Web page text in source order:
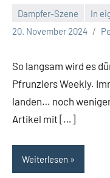
Dampfer-Szene
In
20. November 2024
So langsam wird es
Pfrunzlers Weekly.
landen… noch
Artikel mit […]
Weiterlesen